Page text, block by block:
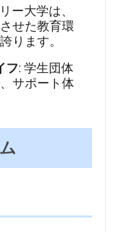
ー大学は、
せた教育環
ります。
フ: 学生団体
サポート体